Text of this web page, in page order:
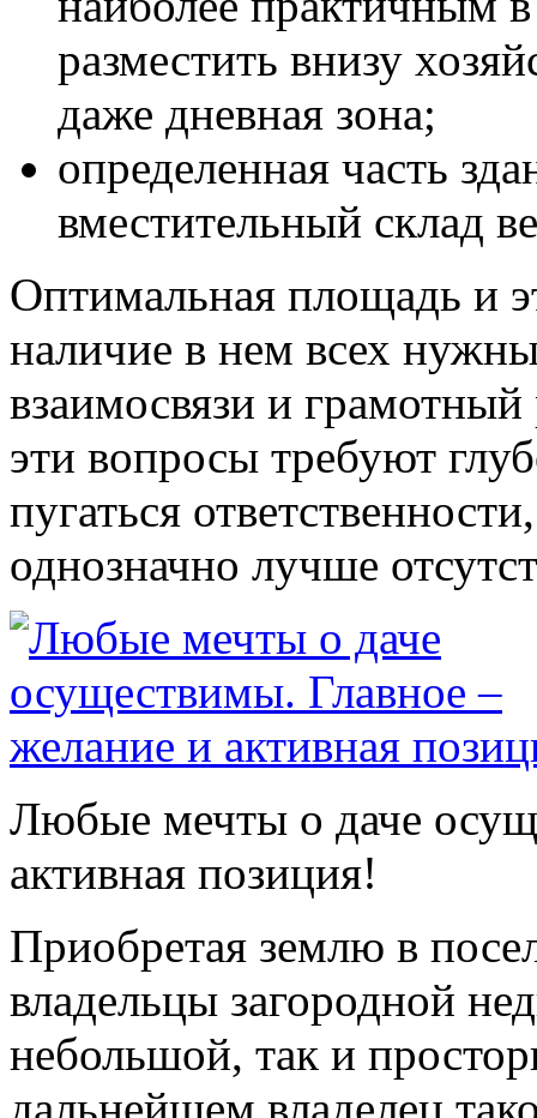
разместить внизу
даже дневная зона;
определенная часть
вместительный склад
Оптимальная площадь и
наличие в нем всех
взаимосвязи и
эти вопросы требуют
пугаться
однозначно лучше
Любые мечты о даче
активная позиция!
Приобретая землю в
владельцы загородной
небольшой, так и
дальнейшем владелец